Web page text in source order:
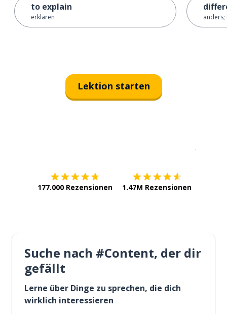
to explain
erklären anders;
Lektion starten
177.000 Rezensionen 1.47M Rezensionen
Suche nach #Content, der dir
gefällt
Lerne über Dinge zu sprechen, die dich
wirklich interessieren